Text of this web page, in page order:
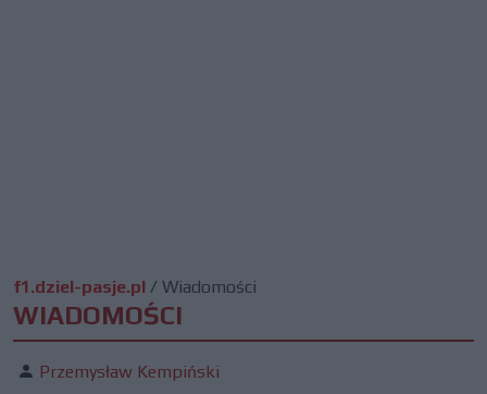
f1.dziel-pasje.pl / Wiadomości
WIADOMOŚCI
Przemysław Kempiński